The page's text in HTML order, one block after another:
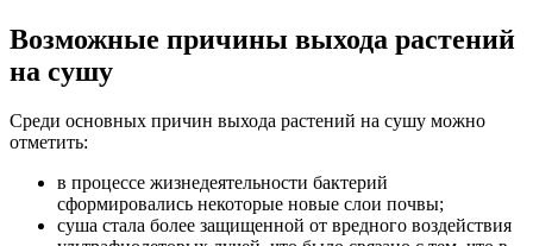
Возможные причины выхода растений
на сушу
Среди основных причин выхода растений на сушу можно
отметить:
в процессе жизнедеятельности бактерий
сформировались некоторые новые слои почвы;
суша стала более защищенной от вредного воздействия